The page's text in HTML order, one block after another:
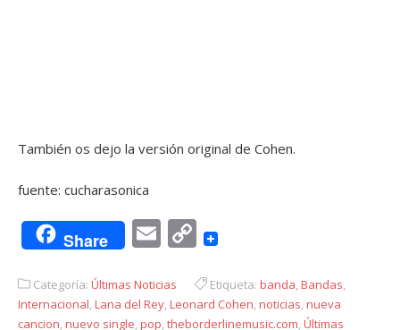
También os dejo la versión original de Cohen.
fuente: cucharasonica
Share EmailCopy
Categoría: Últimas Noticias Etiqueta: banda,Bandas,
Internacional,Lana del Rey,Leonard Cohen,noticias,nueva
cancion,nuevo single,pop,theborderlinemusic.com,Últimas